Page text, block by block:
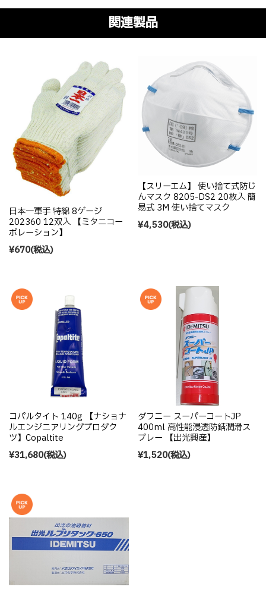
関連製品
日本一軍手 特綿 8ゲージ
202360 12双入 【ミタニコー
ポレーション】
¥670(税込)
【スリーエム】 使い捨て式防じ
んマスク 8205-DS2 20枚入 簡
易式 3M 使い捨てマスク
¥4,530(税込)
コパルタイト 140g 【ナショナ
ルエンジニアリングプロダク
ツ】Copaltite
¥31,680(税込)
ダフニー スーパーコートJP
400ml 高性能浸透防錆潤滑ス
プレー 【出光興産】
¥1,520(税込)